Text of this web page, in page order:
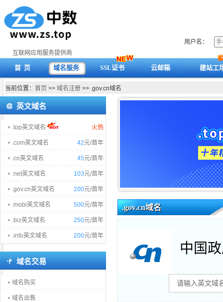
互联网应用服务提供商
用户名：
首 页 域名服务 SSL证书 云邮箱 建站工
当前位置： 首页 >> 域名注册 >> .gov.cn域名
英文域名
.top英文域名 火热
.com英文域名 42元/首年
.cn英文域名 45元/首年
.net英文域名 103元/首年
.gov.cn英文域名 200元/首年
.mobi英文域名 500元/首年
.biz英文域名 250元/首年
.info英文域名 200元/首年
域名交易
域名购买
域名出售
.gov.cn域名
中国